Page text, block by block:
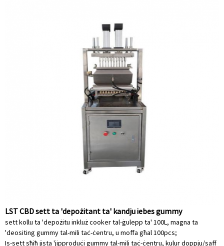
LST CBD sett ta 'depożitant ta' kandju iebes gummy
sett kollu ta 'depożitu inkluż cooker tal-ġulepp ta' 100L, magna ta
'deositing gummy tal-mili taċ-ċentru, u moffa għal 100pcs;
Is-sett sħiħ jista 'jipproduċi gummy tal-mili taċ-ċentru, kulur doppju/saff